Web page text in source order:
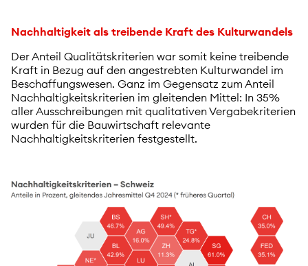
Nachhaltigkeit als treibende Kraft des Kulturwandels
Der Anteil Qualitätskriterien war somit keine treibende
Kraft in Bezug auf den angestrebten Kulturwandel im
Beschaffungswesen. Ganz im Gegensatz zum Anteil
Nachhaltigkeitskriterien im gleitenden Mittel: In 35%
aller Ausschreibungen mit qualitativen Vergabekriterien
wurden für die Bauwirtschaft relevante
Nachhaltigkeitskriterien festgestellt.